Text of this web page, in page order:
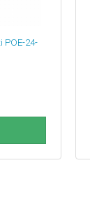
POE-24-